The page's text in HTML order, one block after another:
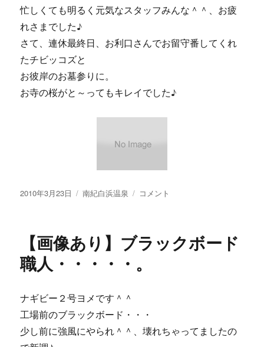
忙しくても明るく元気なスタッフみんな＾＾、お疲
れさまでした♪
さて、連休最終日、お利口さんでお留守番してくれ
たチビッコズと
お彼岸のお墓参りに。
お寺の桜がと～ってもキレイでした♪
投
2010年3月23日
カ
ー
南紀白浜温泉
【画
お
か
げ
三
連
コメント
【画像あり】ブラックボード
職人・・・・・。
ナギビー２号ヨメです＾＾
工場前のブラックボード・・・
少し前に強風にやられ＾＾、壊れちゃってましたの